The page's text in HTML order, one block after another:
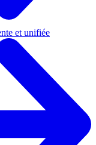
et unifiée